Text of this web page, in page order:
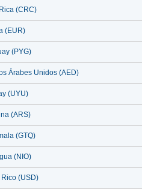
(CRC)
(EUR)
(PYG)
Árabes Unidos (AED)
(UYU)
(ARS)
(GTQ)
(NIO)
(USD)